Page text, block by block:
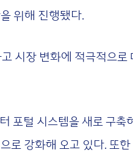
위해 진행됐다.
시장 변화에 적극적으로
포털 시스템을 새로 구축
로 강화해 오고 있다. 또